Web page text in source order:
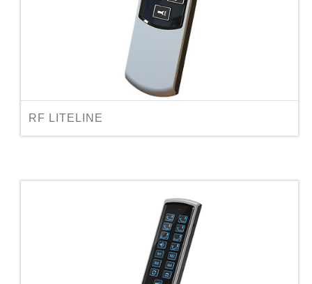
RF LITELINE